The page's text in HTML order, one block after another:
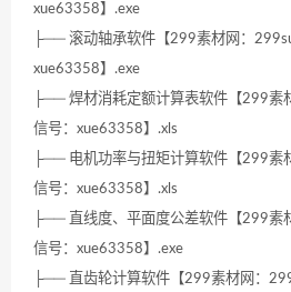
xue63358】.exe
├── 滚动轴承软件【299素材网：
xue63358】.exe
├── 焊材消耗定额计算表软件【299素
信号：xue63358】.xls
├── 电机功率与扭矩计算软件【299素
信号：xue63358】.xls
├── 直线度、平面度公差软件【299素
信号：xue63358】.exe
├── 直齿轮计算软件【299素材网：